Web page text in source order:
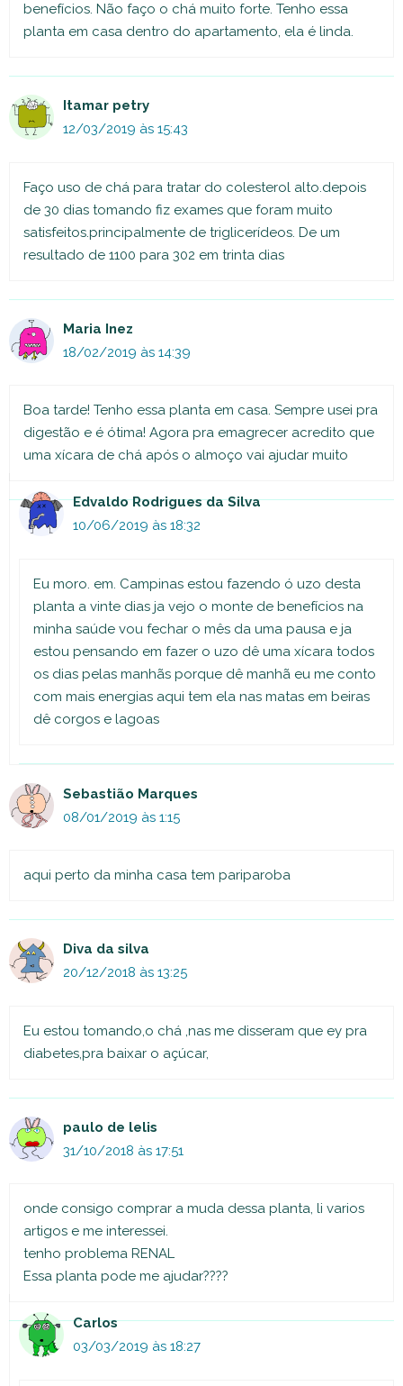
benefícios. Não faço o chá muito forte. Tenho essa
planta em casa dentro do apartamento, ela é linda.
Itamar petry
12/03/2019 às 15:43
Faço uso de chá para tratar do colesterol alto.depois
de 30 dias tomando fiz exames que foram muito
satisfeitos.principalmente de triglicerídeos. De um
resultado de 1100 para 302 em trinta dias
Maria Inez
18/02/2019 às 14:39
Boa tarde! Tenho essa planta em casa. Sempre usei pra
digestão e é ótima! Agora pra emagrecer acredito que
uma xícara de chá após o almoço vai ajudar muito
Edvaldo Rodrigues da Silva
10/06/2019 às 18:32
Eu moro. em. Campinas estou fazendo ó uzo desta
planta a vinte dias ja vejo o monte de benefícios na
minha saúde vou fechar o mês da uma pausa e ja
estou pensando em fazer o uzo dê uma xícara todos
os dias pelas manhãs porque dê manhã eu me conto
com mais energias aqui tem ela nas matas em beiras
dê corgos e lagoas
Sebastião Marques
08/01/2019 às 1:15
aqui perto da minha casa tem pariparoba
Diva da silva
20/12/2018 às 13:25
Eu estou tomando,o chá ,nas me disseram que ey pra
diabetes,pra baixar o açúcar,
paulo de lelis
31/10/2018 às 17:51
onde consigo comprar a muda dessa planta, li varios
artigos e me interessei.
tenho problema RENAL
Essa planta pode me ajudar????
Carlos
03/03/2019 às 18:27